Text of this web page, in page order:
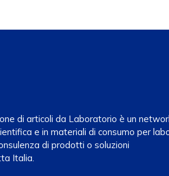
di articoli da Laboratorio è un
e in materiali di consumo per
di prodotti o soluzioni
Italia.